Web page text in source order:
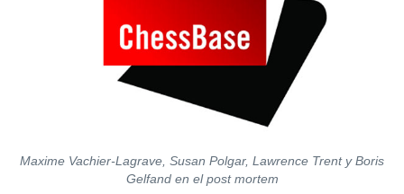
Maxime Vachier-Lagrave, Susan Polgar, Lawrence Trent y Boris
Gelfand en el post mortem